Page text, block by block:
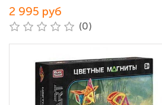
2 995 руб
(0)